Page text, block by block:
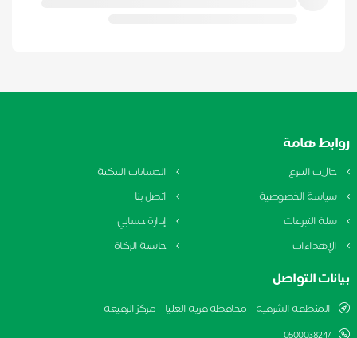
هامة
التبرع
الحسابات البنكية
الخصوصية
اتصل بنا
التبرعات
إدارة حسابي
حاسبة الزكاة
التواصل
المنطقة الشرقية – محافظة قريه العليا – مركز الرفيعة